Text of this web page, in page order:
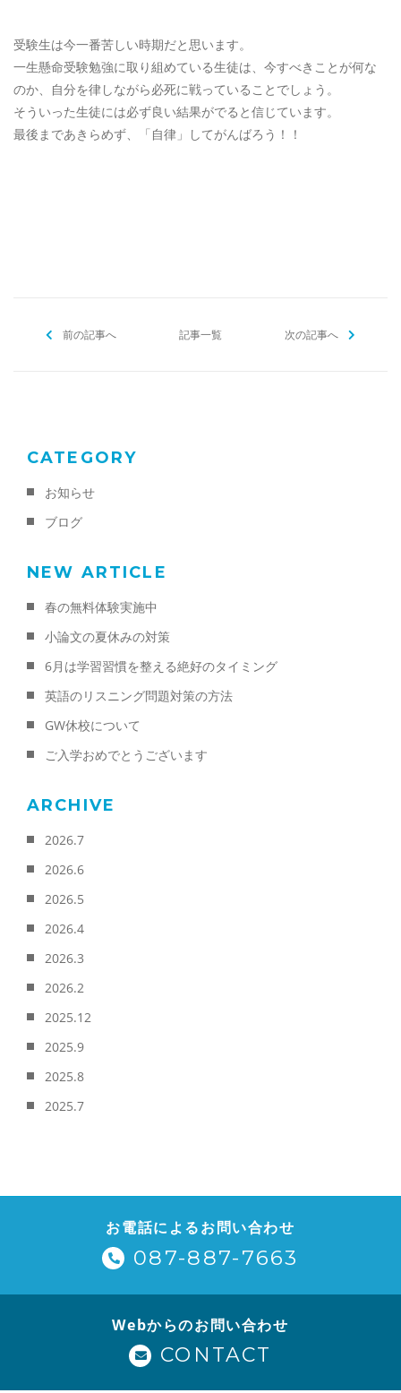
受験生は今一番苦しい時期だと思います。
一生懸命受験勉強に取り組めている生徒は、今すべきことが何な
のか、自分を律しながら必死に戦っていることでしょう。
そういった生徒には必ず良い結果がでると信じています。
最後まであきらめず、「自律」してがんばろう！！
前の記事へ 記事一覧 次の記事へ
CATEGORY
お知らせ
ブログ
NEW ARTICLE
春の無料体験実施中
小論文の夏休みの対策
6月は学習習慣を整える絶好のタイミング
英語のリスニング問題対策の方法
GW休校について
ご入学おめでとうございます
ARCHIVE
2026.7
2026.6
2026.5
2026.4
2026.3
2026.2
2025.12
2025.9
2025.8
2025.7
お電話によるお問い合わせ
087-887-7663
Webからのお問い合わせ
CONTACT